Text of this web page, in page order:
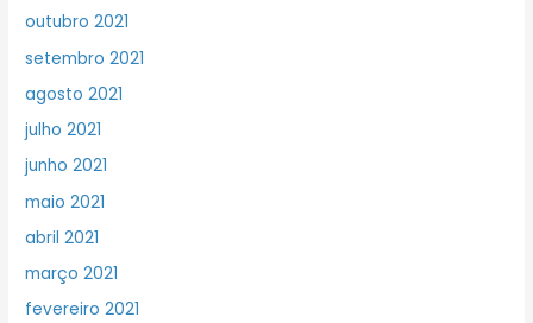
outubro 2021
setembro 2021
agosto 2021
julho 2021
junho 2021
maio 2021
abril 2021
março 2021
fevereiro 2021